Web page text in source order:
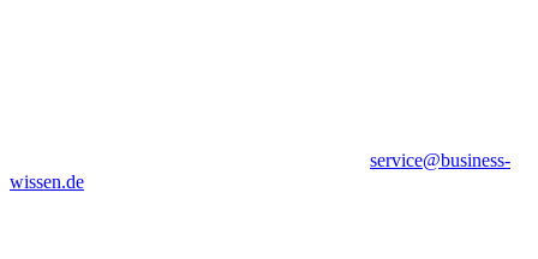
service@business-
wissen.de